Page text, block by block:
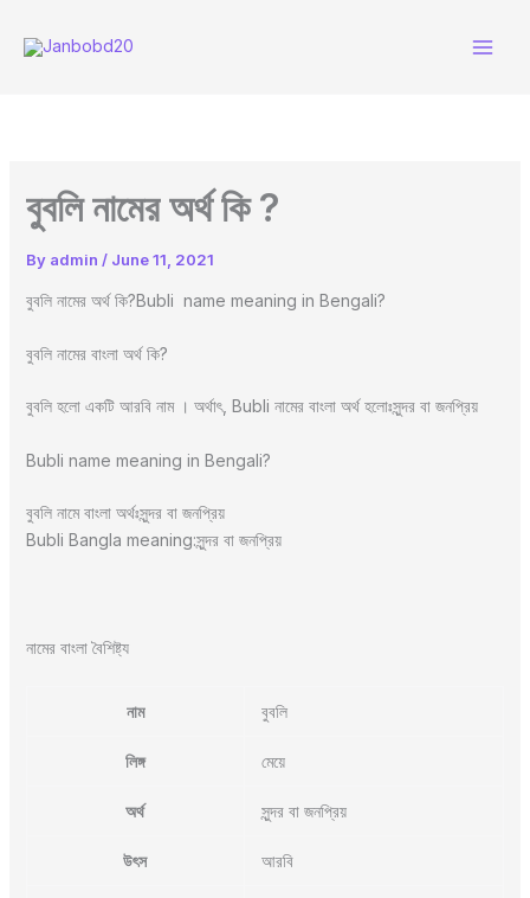
বুবলি নামের অর্থ কি ?
By admin / June 11, 2021
বুবলি নামের অর্থ কি?Bubli name meaning in Bengali?
বুবলি নামের বাংলা অর্থ কি?
বুবলি হলো একটি আরবি নাম । অর্থাৎ, Bubli নামের বাংলা অর্থ হলোঃসুন্দর বা জনপ্রিয়
Bubli name meaning in Bengali?
বুবলি নামে বাংলা অর্থঃসুন্দর বা জনপ্রিয়
Bubli Bangla meaning:সুন্দর বা জনপ্রিয়
নামের বাংলা বৈশিষ্ট্য
নাম বুবলি
লিঙ্গ মেয়ে
অর্থ সুন্দর বা জনপ্রিয়
উৎস আরবি